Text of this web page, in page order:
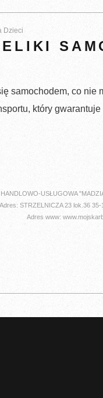
Dzieci
samochodem, co nie
który
USŁUGOWA
Adres: STRZELNICZA 23 lok.36
Adres www: